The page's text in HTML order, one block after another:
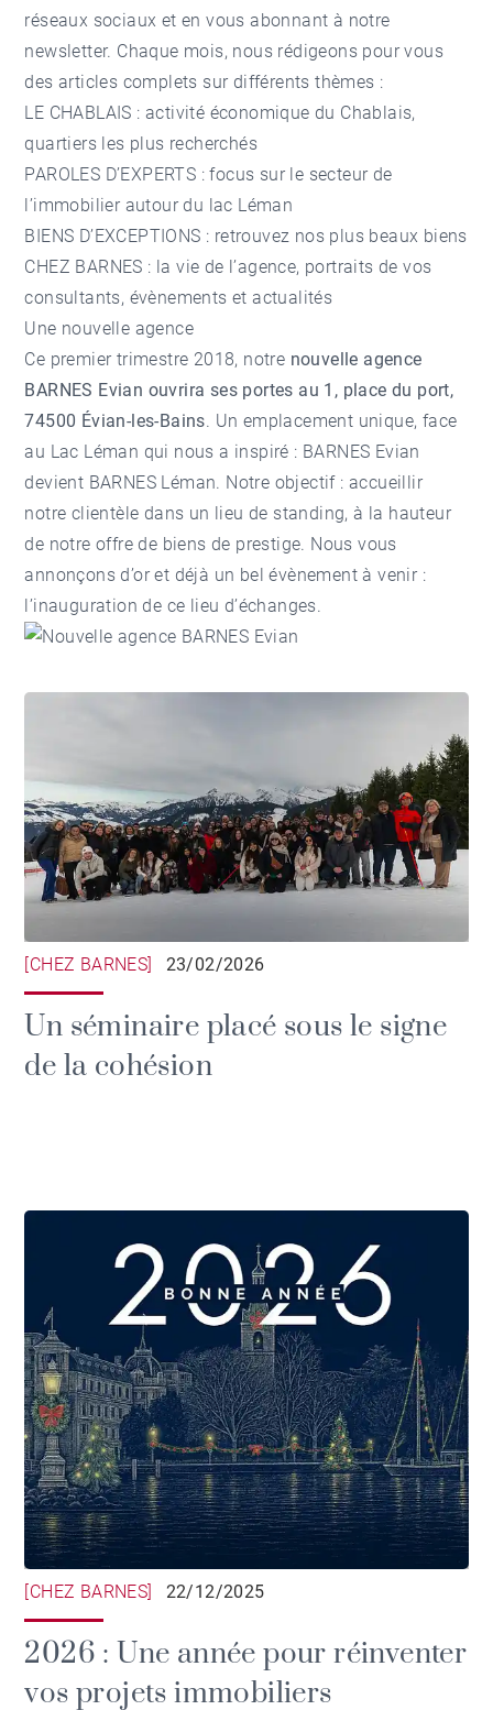
réseaux sociaux et en vous abonnant à notre
newsletter. Chaque mois, nous rédigeons pour vous
des articles complets sur différents thèmes :
LE CHABLAIS : activité économique du Chablais,
quartiers les plus recherchés
PAROLES D’EXPERTS : focus sur le secteur de
l’immobilier autour du lac Léman
BIENS D’EXCEPTIONS : retrouvez nos plus beaux biens
CHEZ BARNES : la vie de l’agence, portraits de vos
consultants, évènements et actualités
Une nouvelle agence
Ce premier trimestre 2018, notre nouvelle agence
BARNES Evian ouvrira ses portes au 1, place du port,
74500 Évian-les-Bains. Un emplacement unique, face
au Lac Léman qui nous a inspiré : BARNES Evian
devient BARNES Léman. Notre objectif : accueillir
notre clientèle dans un lieu de standing, à la hauteur
de notre offre de biens de prestige. Nous vous
annonçons d’or et déjà un bel évènement à venir :
l’inauguration de ce lieu d’échanges.
[CHEZ BARNES] 23/02/2026
Un séminaire placé sous le signe
de la cohésion
[CHEZ BARNES] 22/12/2025
2026 : Une année pour réinventer
vos projets immobiliers